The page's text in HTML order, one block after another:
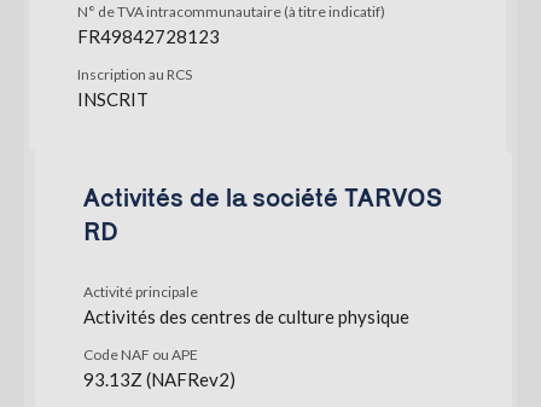
N° de TVA intracommunautaire (à titre indicatif)
FR49842728123
Inscription au RCS
INSCRIT
Activités de la société TARVOS
RD
Activité principale
Activités des centres de culture physique
Code NAF ou APE
93.13Z (NAFRev2)